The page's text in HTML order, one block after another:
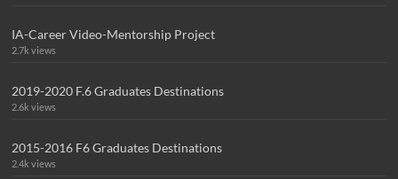
IA-Career Video-Mentorship Project
2.7k views
2019-2020 F.6 Graduates Destinations
2.6k views
2015-2016 F6 Graduates Destinations
2.4k views